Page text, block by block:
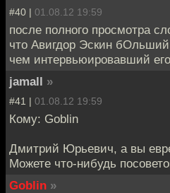
#40 | 01.08.12 19:59
после полного просмотра
что Авигдор Эскин
чем интервьюировавший
jamall »
#41 | 01.08.12 19:59
Кому: Goblin
Дмитрий Юрьевич, а вы
Можете что-нибудь
Goblin »